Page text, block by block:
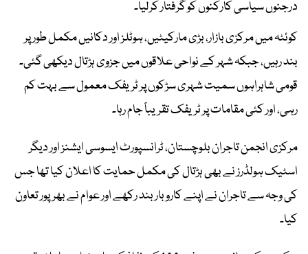
درجنوں سیاسی کارکنوں کو گرفتار کرلیا۔
کوئٹہ میں مرکزی بازار، بڑی مارکیٹیں، ہوٹلز اور دکانیں مکمل طور پر
بند رہیں، جبکہ شہر کے نواحی علاقوں میں جزوی ہڑتال دیکھی گئی۔
قومی شاہراہوں سمیت شہری سڑکوں پر ٹریفک معمول سے بہت کم
رہی، اور کئی مقامات پر ٹریفک تقریباً جام رہا۔
مرکزی انجمن تاجران بلوچستان، ٹرانسپورٹ ایسوسی ایشنز اور دیگر
اسٹیک ہولڈرز نے بھی ہڑتال کی مکمل حمایت کا اعلان کیا تھا جس
کی وجہ سے تاجران نے اپنے کاروبار بند رکھے اور عوام نے بھرپور تعاون
کیا۔